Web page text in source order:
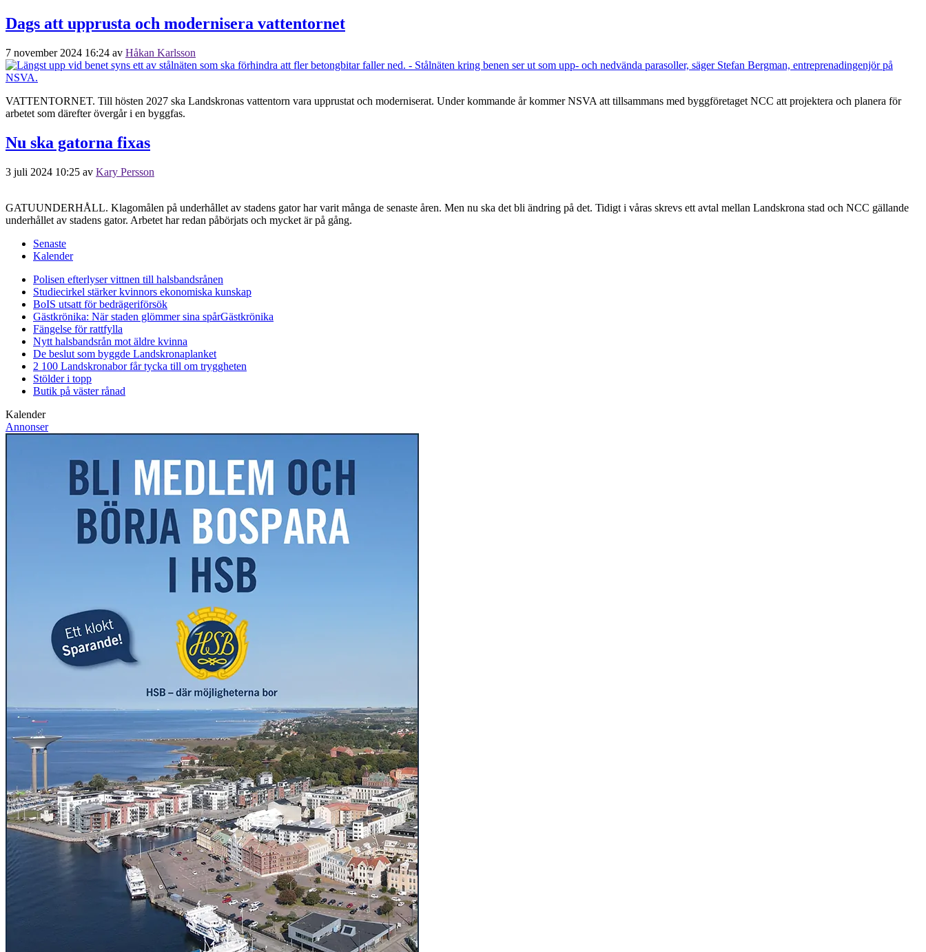
Dags att upprusta och modernisera vattentornet
7 november 2024 16:24 av Håkan Karlsson
VATTENTORNET. Till hösten 2027 ska Landskronas vattentorn vara upprustat och moderniserat. Under kommande år kommer NSVA att tillsammans med byggföretaget NCC att projektera och planera för
arbetet som därefter övergår i en byggfas.
Nu ska gatorna fixas
3 juli 2024 10:25 av Kary Persson
GATUUNDERHÅLL. Klagomålen på underhållet av stadens gator har varit många de senaste åren. Men nu ska det bli ändring på det. Tidigt i våras skrevs ett avtal mellan Landskrona stad och NCC gällande
underhållet av stadens gator. Arbetet har redan påbörjats och mycket är på gång.
Senaste
Kalender
Polisen efterlyser vittnen till halsbandsrånen
Studiecirkel stärker kvinnors ekonomiska kunskap
BoIS utsatt för bedrägeriförsök
Gästkrönika: När staden glömmer sina spårGästkrönika
Fängelse för rattfylla
Nytt halsbandsrån mot äldre kvinna
De beslut som byggde Landskronaplanket
2 100 Landskronabor får tycka till om tryggheten
Stölder i topp
Butik på väster rånad
Kalender
Annonser